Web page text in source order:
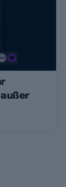
außer